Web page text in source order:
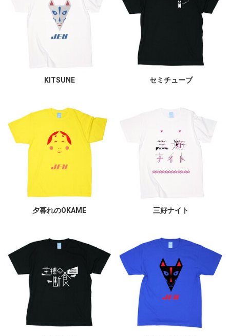
KITSUNE セミチューブ
夕暮れのOKAME 三好ナイト